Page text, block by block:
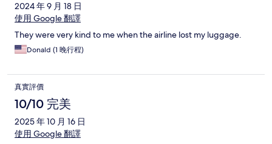
2024 年 9 月 18 日
使用 Google 翻譯
They were very kind to me when the airline lost my luggage.
Donald (1 晚行程)
真實評價
10/10 完美
2025 年 10 月 16 日
使用 Google 翻譯